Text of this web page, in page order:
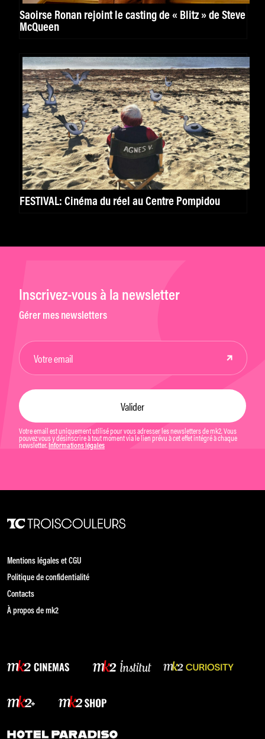
Saoirse Ronan rejoint le casting de « Blitz » de Steve
McQueen
FESTIVAL: Cinéma du réel au Centre Pompidou
Inscrivez-vous à la newsletter
Gérer mes newsletters
Votre email est uniquement utilisé pour vous adresser les newsletters de mk2. Vous
pouvez vous y désinscrire à tout moment via le lien prévu à cet effet intégré à chaque
newsletter. Informations légales
Mentions légales et CGU
Politique de confidentialité
Contacts
À propos de mk2